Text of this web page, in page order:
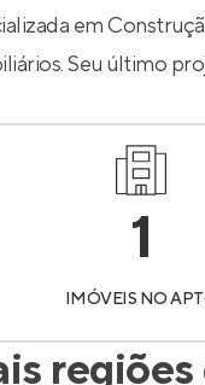
no Apto
em
Seu último
1
IMÓVEIS NO
regiões